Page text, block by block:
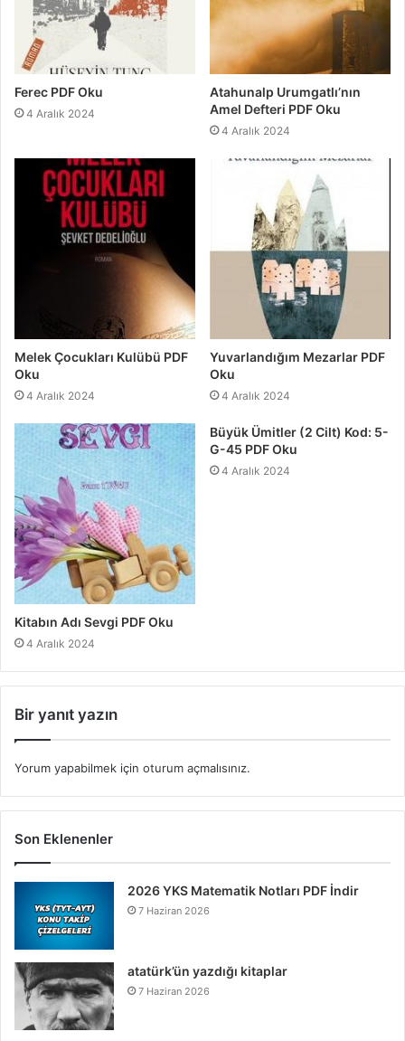
Ferec PDF Oku
4 Aralık 2024
Atahunalp Urumgatlı’nın
Amel Defteri PDF Oku
4 Aralık 2024
Melek Çocukları Kulübü PDF
Oku
4 Aralık 2024
Yuvarlandığım Mezarlar PDF
Oku
4 Aralık 2024
Kitabın Adı Sevgi PDF Oku
4 Aralık 2024
Büyük Ümitler (2 Cilt) Kod: 5-
G-45 PDF Oku
4 Aralık 2024
Bir yanıt yazın
Yorum yapabilmek için oturum açmalısınız.
Son Eklenenler
2026 YKS Matematik Notları PDF İndir
7 Haziran 2026
atatürk’ün yazdığı kitaplar
7 Haziran 2026